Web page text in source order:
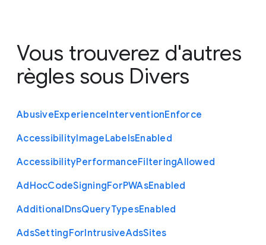
Vous trouverez d'autres
règles sous Divers
AbusiveExperienceInterventionEnforce
AccessibilityImageLabelsEnabled
AccessibilityPerformanceFilteringAllowed
AdHocCodeSigningForPWAsEnabled
AdditionalDnsQueryTypesEnabled
AdsSettingForIntrusiveAdsSites